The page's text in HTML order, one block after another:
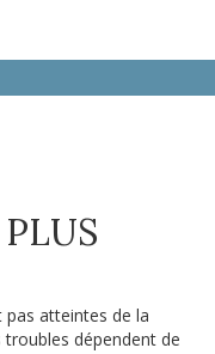
atteintes de la
dépendent de